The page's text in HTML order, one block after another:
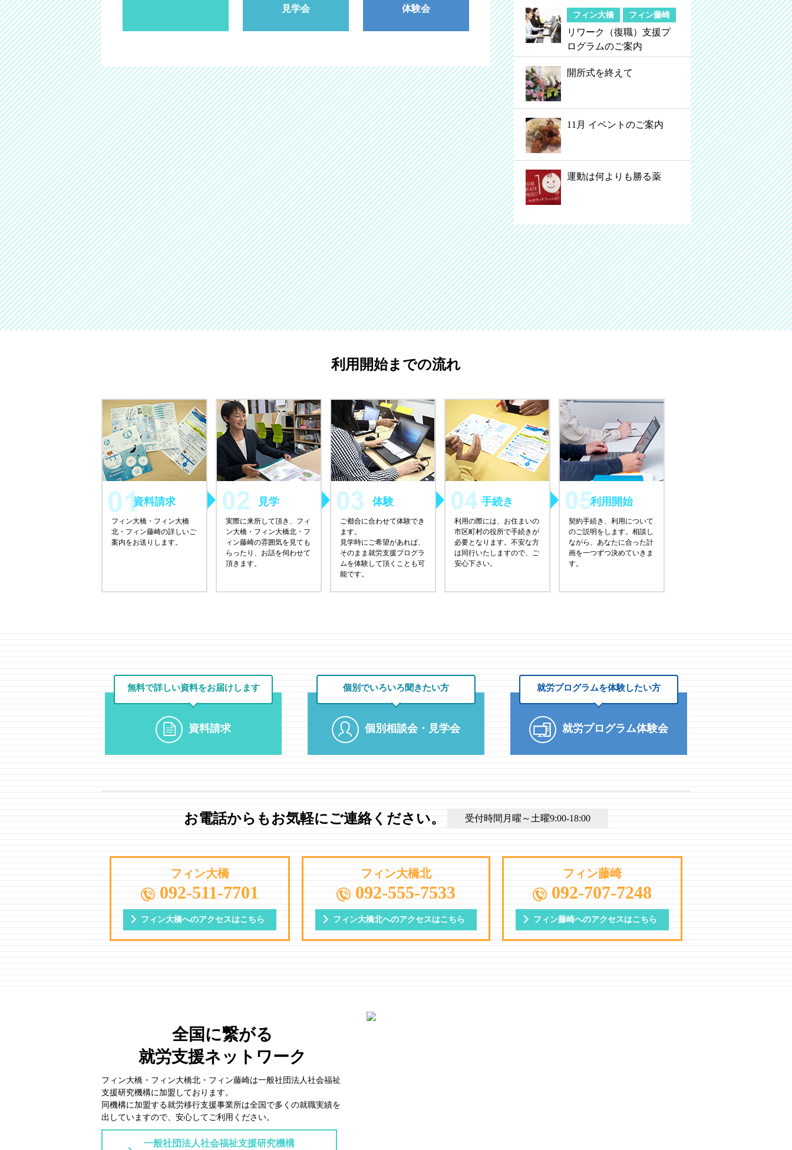
見学会
体験会
フィン大橋 フィン藤崎
リワーク（復職）支援プ
ログラムのご案内
開所式を終えて
11月 イベントのご案内
運動は何よりも勝る薬
利用開始までの流れ
資料請求
フィン大橋・フィン大橋
北・フィン藤崎の詳しいご
案内をお送りします。
見学
実際に来所して頂き、フィ
ン大橋・フィン大橋北・フ
ィン藤崎の雰囲気を見ても
らったり、お話を伺わせて
頂きます。
体験
ご都合に合わせて体験でき
ます。
見学時にご希望があれば、
そのまま就労支援プログラ
ムを体験して頂くことも可
能です。
手続き
利用の際には、お住まいの
市区町村の役所で手続きが
必要となります。不安な方
は同行いたしますので、ご
安心下さい。
利用開始
契約手続き、利用について
のご説明をします。相談し
ながら、あなたに合った計
画を一つずつ決めていきま
す。
無料で詳しい資料をお届けします
資料請求
個別でいろいろ聞きたい方
個別相談会・見学会
就労プログラムを体験したい方
就労プログラム体験会
お電話からもお気軽にご連絡ください。 受付時間月曜～土曜9:00-18:00
フィン大橋
092-511-7701
フィン大橋へのアクセスはこちら
フィン大橋北
092-555-7533
フィン大橋北へのアクセスはこちら
フィン藤崎
092-707-7248
フィン藤崎へのアクセスはこちら
全国に繋がる
就労支援ネットワーク
フィン大橋・フィン大橋北・フィン藤崎は一般社団法⼈社会福祉
⽀援研究機構に加盟しております。
同機構に加盟する就労移⾏⽀援事業所は全国で多くの就職実績を
出していますので、安⼼してご利⽤ください。
一般社団法人社会福祉支援研究機構